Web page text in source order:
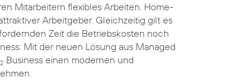
Mitarbeitern flexibles Arbeiten. Home-
Arbeitgeber. Gleichzeitig gilt es
Zeit die Betriebskosten noch
Mit der neuen Lösung aus Managed
2 Business einen modernen und